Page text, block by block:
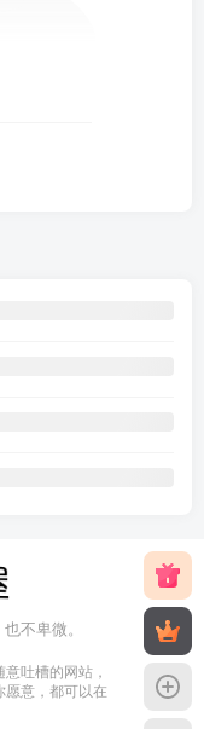
不卑微。
吐槽的网站，
意，都可以在